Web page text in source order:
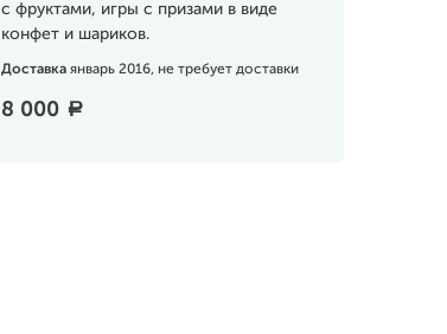
с фруктами, игры с призами в виде
конфет и шариков.
Доставка январь 2016, не требует доставки
8 000 a